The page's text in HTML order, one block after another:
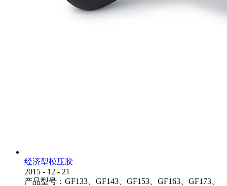
经济型模压胶
2015 - 12 - 21
产品型号：GF133、GF143、GF153、GF163、GF173、